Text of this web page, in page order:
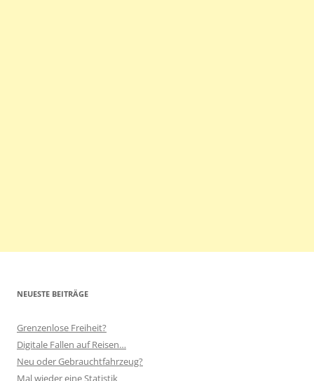
NEUESTE BEITRÄGE
Grenzenlose Freiheit?
Digitale Fallen auf Reisen…
Neu oder Gebrauchtfahrzeug?
Mal wieder eine Statistik